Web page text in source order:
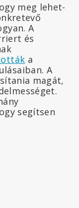
meg lehet-
A
és
a
A
magát,
segítsen